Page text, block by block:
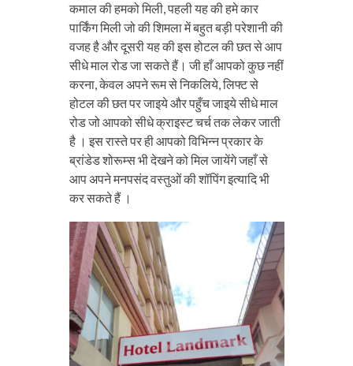
कमाल की हमको मिली, पहली यह की हमे कार
पार्किंग मिली जो की शिमला में बहुत बड़ी परेशानी की
वजह है और दूसरी यह की इस होटल की छत से आप
सीधे माल रोड जा सकते हैं। जी हाँ आपको कुछ नहीं
करना, केवल अपने रूम से निकलिये, लिफ्ट से
होटल की छत पर जाइये और पहुँच जाइये सीधे माल
रोड जो आपको सीधे क्राइस्ट चर्च तक लेकर जाती
है । इस रास्ते पर ही आपको विभिन्न प्रकार के
ब्रांडेड शोरूम्स भी देखने को मिल जायेंगे जहाँ से
आप अपने मनपसंद वस्तुओं की शॉपिंग इत्यादि भी
कर सकते हैं ।